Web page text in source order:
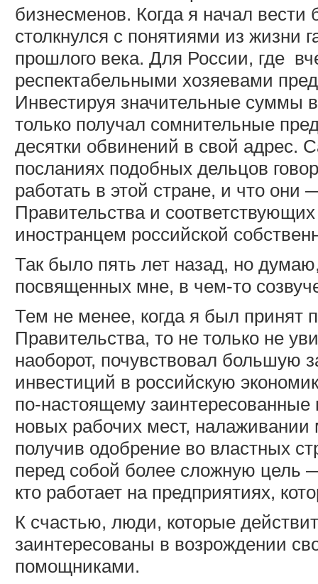
бизнесменов. Когда я начал
столкнулся с понятиями из жизни
прошлого века. Для России, где
респектабельными хозяевами
Инвестируя значительные суммы
только получал сомнительные
десятки обвинений в свой
посланиях подобных дельцов
работать в этой стране, и что
Правительства и
иностранцем российской
Так было пять лет назад, но
посвященных мне, в чем-то
Тем не менее, когда я был принят
Правительства, то не только не
наоборот, почувствовал большую
инвестиций в российскую
по-настоящему
новых рабочих мест,
получив одобрение во властных
перед собой более сложную цель
кто работает на предприятиях,
К счастью, люди, которые
заинтересованы в возрождении
помощниками.